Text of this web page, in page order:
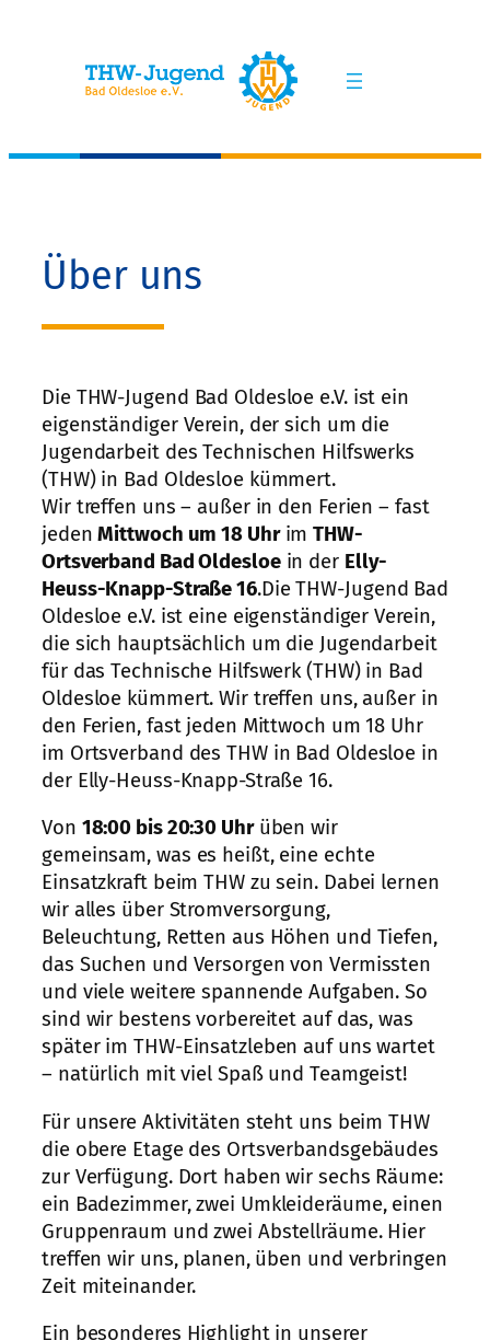
springen
Über uns
Die THW-Jugend Bad Oldesloe e.V. ist ein
eigenständiger Verein, der sich um die
Jugendarbeit des Technischen Hilfswerks
(THW) in Bad Oldesloe kümmert.
Wir treffen uns – außer in den Ferien – fast
jedenMittwoch um 18 UhrimTHW-
Ortsverband Bad Oldesloein der Elly-
Heuss-Knapp-Straße 16.Die THW-Jugend Bad
Oldesloe e.V. ist eine eigenständiger Verein,
die sich hauptsächlich um die Jugendarbeit
für das Technische Hilfswerk (THW) in Bad
Oldesloe kümmert. Wir treffen uns, außer in
den Ferien, fast jeden Mittwoch um 18 Uhr
im Ortsverband des THW in Bad Oldesloe in
der Elly-Heuss-Knapp-Straße 16.
Von 18:00 bis 20:30 Uhrüben wir
gemeinsam, was es heißt, eine echte
Einsatzkraft beim THW zu sein. Dabei lernen
wir alles über Stromversorgung,
Beleuchtung, Retten aus Höhen und Tiefen,
das Suchen und Versorgen von Vermissten
und viele weitere spannende Aufgaben. So
sind wir bestens vorbereitet auf das, was
später im THW-Einsatzleben auf uns wartet
– natürlich mit viel Spaß und Teamgeist!
Für unsere Aktivitäten steht uns beim THW
die obere Etage des Ortsverbandsgebäudes
zur Verfügung. Dort haben wir sechs Räume:
ein Badezimmer, zwei Umkleideräume, einen
Gruppenraum und zwei Abstellräume. Hier
treffen wir uns, planen, üben und verbringen
Zeit miteinander.
Ein besonderes Highlight in unserer